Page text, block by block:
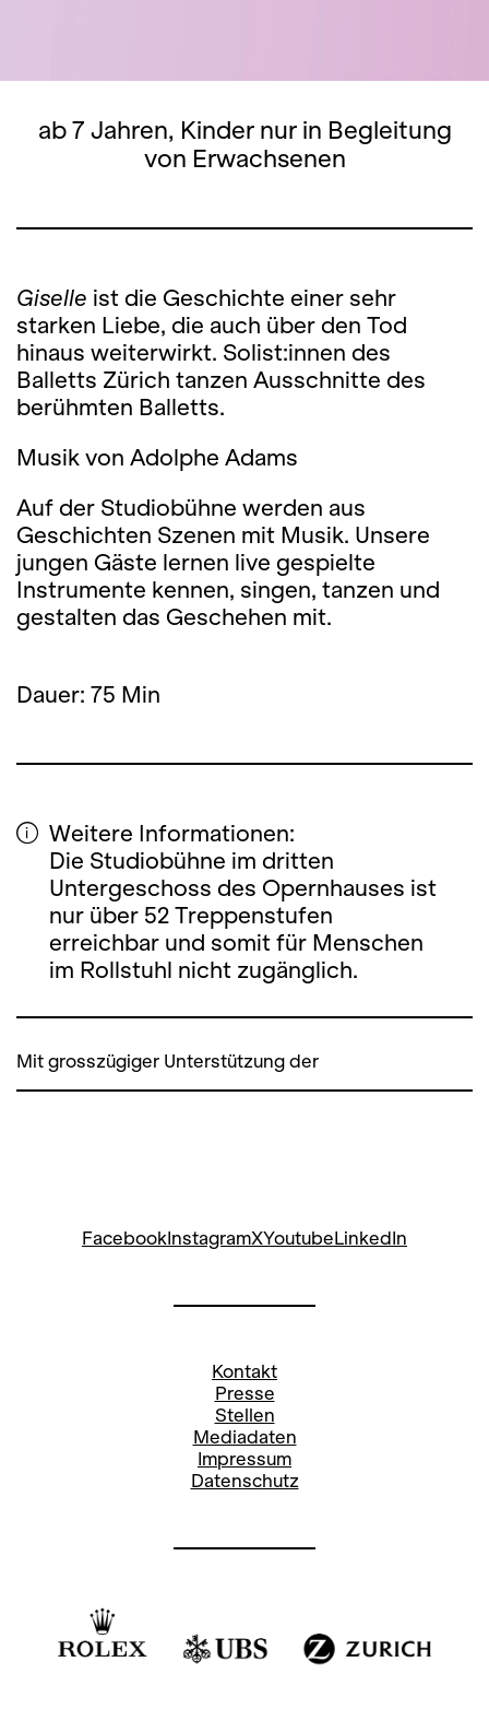
ab 7 Jahren, Kinder nur in Begleitung
von Erwachsenen
Giselle ist die Geschichte einer sehr
starken Liebe, die auch über den Tod
hinaus weiterwirkt. Solist:innen des
Balletts Zürich tanzen Ausschnitte des
berühmten Balletts.
Musik von Adolphe Adams
Auf der Studiobühne werden aus
Geschichten Szenen mit Musik. Unsere
jungen Gäste lernen live gespielte
Instrumente kennen, singen, tanzen und
gestalten das Geschehen mit.
Dauer: 75 Min
Weitere Informationen:
Die Studiobühne im dritten
Untergeschoss des Opernhauses ist
nur über 52 Treppenstufen
erreichbar und somit für Menschen
im Rollstuhl nicht zugänglich.
Mit grosszügiger Unterstützung der
FacebookInstagramXYoutubeLinkedIn
Kontakt
Presse
Stellen
Mediadaten
Impressum
Datenschutz